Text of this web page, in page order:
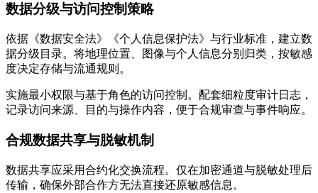
数据分级与访问控制策略
依据《数据安全法》《个人信息保护法》与行业标准，建立数
据分级目录。将地理位置、图像与个人信息分别归类，按敏感
度决定存储与流通规则。
实施最小权限与基于角色的访问控制。配套细粒度审计日志，
记录访问来源、目的与操作内容，便于合规审查与事件响应。
合规数据共享与脱敏机制
数据共享应采用合约化交换流程。仅在加密通道与脱敏处理后
传输，确保外部合作方无法直接还原敏感信息。